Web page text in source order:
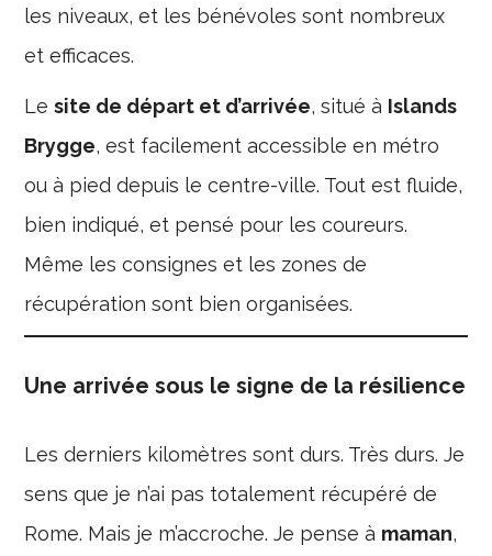
les niveaux, et les bénévoles sont nombreux
et efficaces.
Lesite de départ et d’arrivée, situé à Islands
Brygge, est facilement accessible en métro
ou à pied depuis le centre-ville. Tout est fluide,
bien indiqué, et pensé pour les coureurs.
Même les consignes et les zones de
récupération sont bien organisées.
Une arrivée sous le signe de la résilience
Les derniers kilomètres sont durs. Très durs. Je
sens que je n’ai pas totalement récupéré de
Rome. Mais je m’accroche. Je pense à maman,